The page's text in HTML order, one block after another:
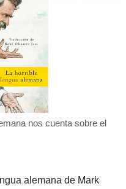
nos cuenta sobre el
alemana de Mark